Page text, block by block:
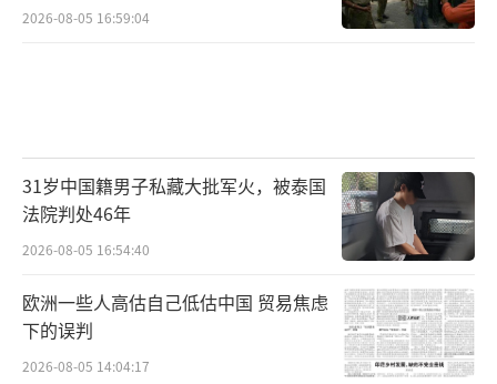
俄乌冲突打到了现在，乌军最初的这9个北
历了三轮大换血，军官也出现了大量伤亡。该
旅一名营长奥列克桑德指出，他们原本的计划
是在2023年秋天到达克里米亚，但随着老兵的
大量伤亡，这支部队面临着一个十分严重的问
题，那就是新来的士兵士气迅速下降，并出现
了精神崩溃。
2026-08-05 16:59:04
31岁中国籍男子私藏大批军火，被泰国
法院判处46年
2026-08-05 16:54:40
欧洲一些人高估自己低估中国 贸易焦虑
下的误判
2026-08-05 14:04:17